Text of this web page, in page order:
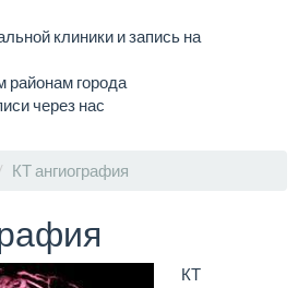
клиники и запись на
районам города
через нас
КТ ангиография
КТ